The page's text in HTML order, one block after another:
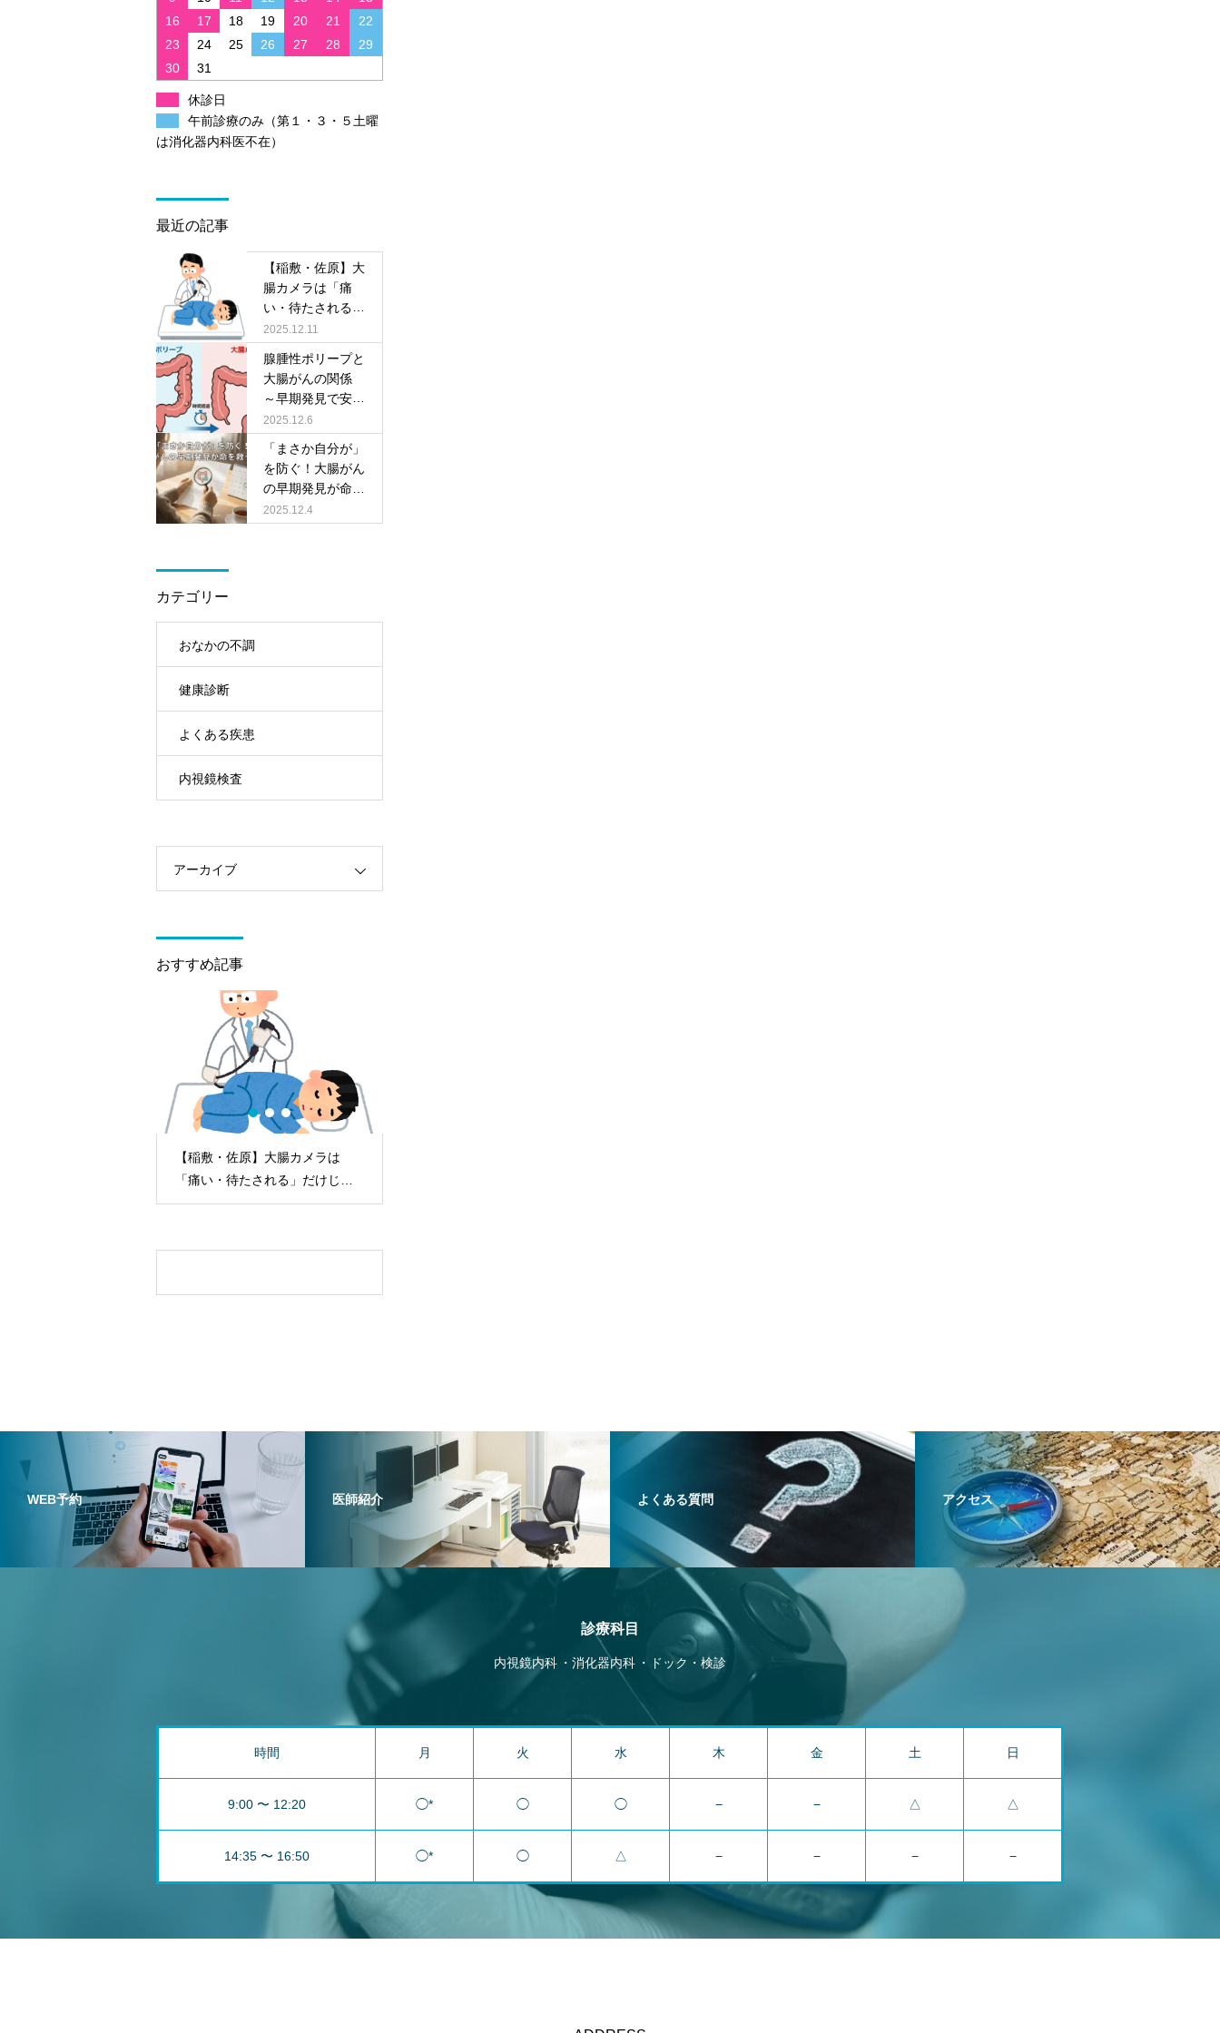
16
17 18 19 20 21
22
23
24 25 26 27 28
29
30
31
休診日
午前診療のみ（第１・３・５土曜
は消化器内科医不在）
最近の記事
【稲敷・佐原】大
腸カメラは「痛
い・待たされる」
だけじゃない！今
は眠っている間に
快適に。大学病院
レベルの検査を、
古橋医院で
2025.12.11
腺腫性ポリープと
大腸がんの関係
～早期発見で安心
できる大切なお話
～
2025.12.6
「まさか自分が」
を防ぐ！大腸がん
の早期発見が命を
救う理由
2025.12.4
カテゴリー
おなかの不調
健康診断
よくある疾患
内視鏡検査
アーカイブ
おすすめ記事
【稲敷・佐原】大腸カメラは
「痛い・待たされる」だけじゃ
ない！今は眠っている間に快適
古橋医院で
WEB予約 医師紹介 よくある質問 アクセス
診療科目
内視鏡内科 消化器内科 ドック・検診
時間 月 火 水 木 金 土 日
9:00 〜 12:20 ◯* ◯ ◯ − − △ △
14:35 〜 16:50 ◯* ◯ △ − − − −